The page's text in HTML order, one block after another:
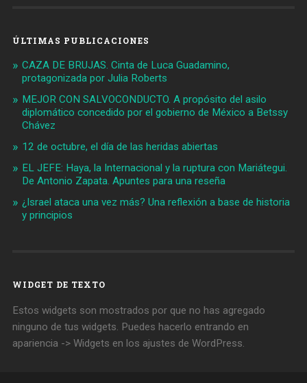
ÚLTIMAS PUBLICACIONES
CAZA DE BRUJAS. Cinta de Luca Guadamino,
protagonizada por Julia Roberts
MEJOR CON SALVOCONDUCTO. A propósito del asilo
diplomático concedido por el gobierno de México a Betssy
Chávez
12 de octubre, el día de las heridas abiertas
EL JEFE: Haya, la Internacional y la ruptura con Mariátegui.
De Antonio Zapata. Apuntes para una reseña
¿Israel ataca una vez más? Una reflexión a base de historia
y principios
WIDGET DE TEXTO
Estos widgets son mostrados por que no has agregado
ninguno de tus widgets. Puedes hacerlo entrando en
apariencia -> Widgets en los ajustes de WordPress.